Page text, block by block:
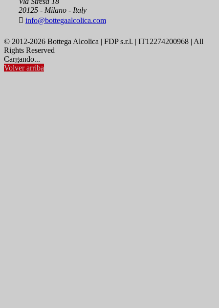
20125 - Milano - Italy
 info@bottegaalcolica.com
© 2012-2026 Bottega Alcolica | FDP s.r.l. | IT12274200968 | All
Rights Reserved
Cargando...
Volver arriba